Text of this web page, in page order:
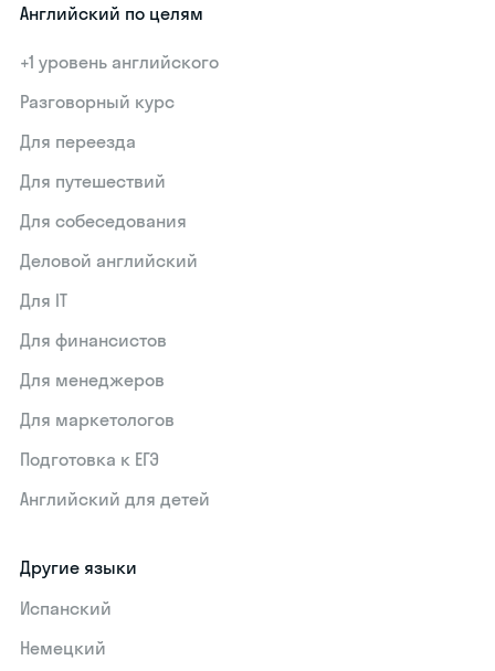
Английский по целям
+1 уровень английского
Разговорный курс
Для переезда
Для путешествий
Для собеседования
Деловой английский
Для IT
Для финансистов
Для менеджеров
Для маркетологов
Подготовка к ЕГЭ
Английский для детей
Другие языки
Испанский
Немецкий